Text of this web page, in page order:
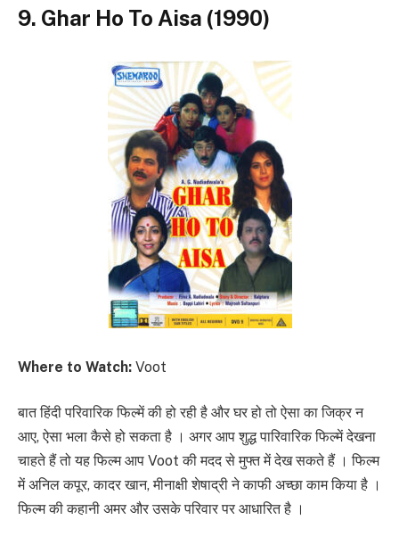
9. Ghar Ho To Aisa (1990)
Where to Watch: Voot
बात हिंदी परिवारिक फिल्में की हो रही है और घर हो तो ऐसा का जिक्र न
आए, ऐसा भला कैसे हो सकता है । अगर आप शुद्ध पारिवारिक फिल्में देखना
चाहते हैं तो यह फिल्म आप Voot की मदद से मुफ्त में देख सकते हैं । फिल्म
में अनिल कपूर, कादर खान, मीनाक्षी शेषाद्री ने काफी अच्छा काम किया है ।
फिल्म की कहानी अमर और उसके परिवार पर आधारित है ।